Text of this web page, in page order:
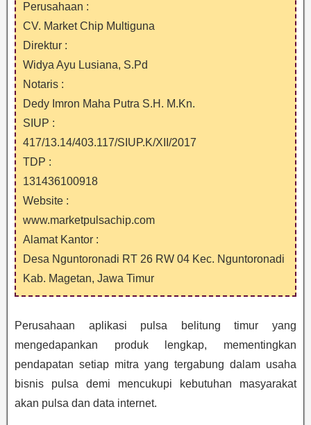
Perusahaan :
CV. Market Chip Multiguna
Direktur :
Widya Ayu Lusiana, S.Pd
Notaris :
Dedy Imron Maha Putra S.H. M.Kn.
SIUP :
417/13.14/403.117/SIUP.K/XII/2017
TDP :
131436100918
Website :
www.marketpulsachip.com
Alamat Kantor :
Desa Nguntoronadi RT 26 RW 04 Kec. Nguntoronadi
Kab. Magetan, Jawa Timur
Perusahaan aplikasi pulsa belitung timur yang
mengedapankan produk lengkap, mementingkan
pendapatan setiap mitra yang tergabung dalam usaha
bisnis pulsa demi mencukupi kebutuhan masyarakat
akan pulsa dan data internet.